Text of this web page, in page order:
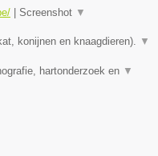
Screenshot ▼
konijnen en knaagdieren). ▼
hartonderzoek en ▼